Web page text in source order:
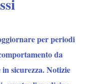
per periodi
da
sicurezza. Notizie